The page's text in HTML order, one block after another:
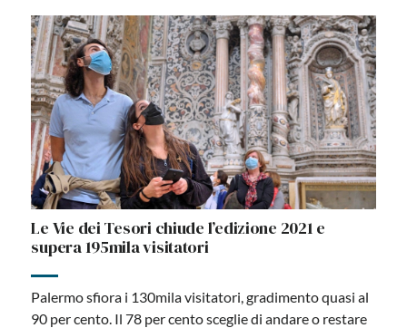
Le Vie dei Tesori chiude l’edizione 2021 e
supera 195mila visitatori
Palermo sfiora i 130mila visitatori, gradimento quasi al
90 per cento. Il 78 per cento sceglie di andare o restare